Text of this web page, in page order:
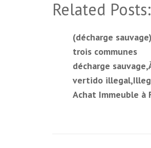
Related Posts:
(décharge
trois communes
décharge
vertido
Achat Immeuble à